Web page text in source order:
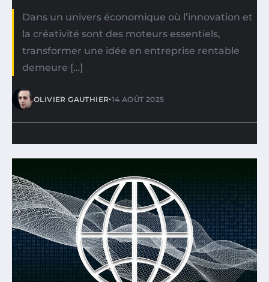
Dans un univers économique où l’innovation et
la créativité sont des moteurs essentiels,
transformer une idée en entreprise rentable
demeure […]
OLIVIER GAUTHIER•14 AOÛT 2025